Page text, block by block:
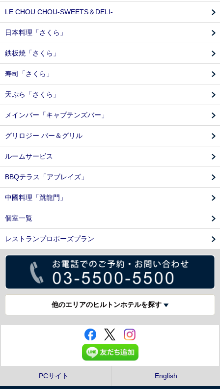
LE CHOU CHOU-SWEETS＆DELI-
日本料理「さくら」
鉄板焼「さくら」
寿司「さくら」
天ぷら「さくら」
メインバー「キャプテンズバー」
グリロジー バー＆グリル
ルームサービス
BBQテラス「アブレイズ」
中國料理「跳龍門」
個室一覧
レストランプロポーズプラン
他のエリアのヒルトンホテルを探す
PCサイト English